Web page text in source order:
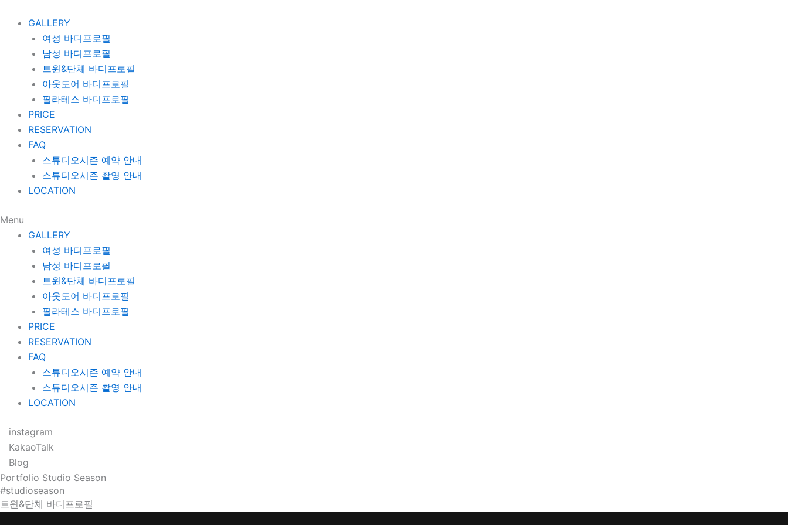
GALLERY
여성 바디프로필
남성 바디프로필
트윈&단체 바디프로필
아웃도어 바디프로필
필라테스 바디프로필
PRICE
RESERVATION
FAQ
스튜디오시즌 예약 안내
스튜디오시즌 촬영 안내
LOCATION
Menu
GALLERY
여성 바디프로필
남성 바디프로필
트윈&단체 바디프로필
아웃도어 바디프로필
필라테스 바디프로필
PRICE
RESERVATION
FAQ
스튜디오시즌 예약 안내
스튜디오시즌 촬영 안내
LOCATION
instagram
KakaoTalk
Blog
Portfolio Studio Season
#studioseason
트윈&단체 바디프로필